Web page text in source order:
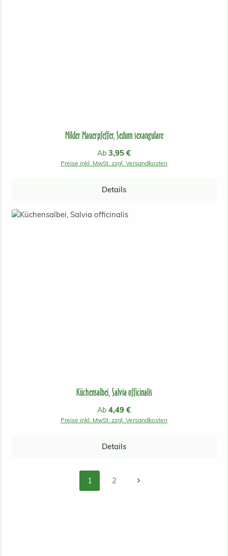
Milder Mauerpfeffer, Sedum sexangulare
Regulärer Preis:
Ab 3,95 €
Preise inkl. MwSt. zzgl. Versandkosten
Details
Küchensalbei, Salvia officinalis
Regulärer Preis:
Ab 4,49 €
Preise inkl. MwSt. zzgl. Versandkosten
Details
Seite
1 Seite
2